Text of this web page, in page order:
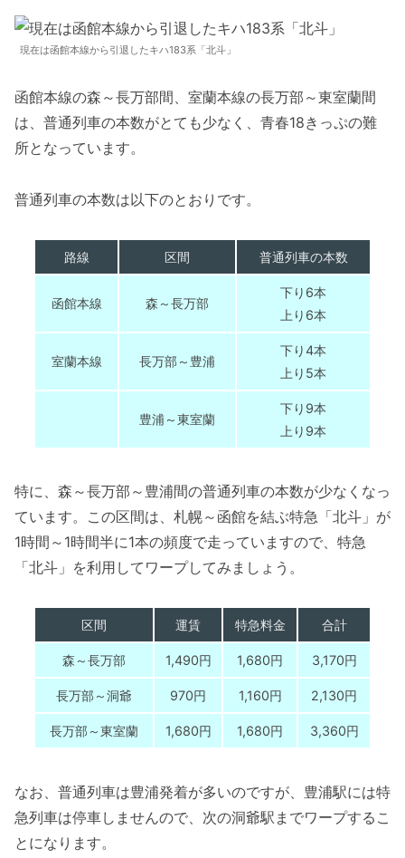
現在は函館本線から引退したキハ183系「北斗」
函館本線の森～長万部間、室蘭本線の長万部～東室蘭間
は、普通列車の本数がとても少なく、青春18きっぷの難
所となっています。
普通列車の本数は以下のとおりです。
路線 区間 普通列車の本数
函館本線 森～長万部
下り6本
上り6本
室蘭本線 長万部～豊浦
下り4本
上り5本
豊浦～東室蘭
下り9本
上り9本
特に、森～長万部～豊浦間の普通列車の本数が少なくなっ
ています。この区間は、札幌～函館を結ぶ特急「北斗」が
1時間～1時間半に1本の頻度で走っていますので、特急
「北斗」を利用してワープしてみましょう。
区間 運賃 特急料金 合計
森～長万部 1,490円 1,680円 3,170円
長万部～洞爺 970円 1,160円 2,130円
長万部～東室蘭 1,680円 1,680円 3,360円
なお、普通列車は豊浦発着が多いのですが、豊浦駅には特
急列車は停車しませんので、次の洞爺駅までワープするこ
とになります。